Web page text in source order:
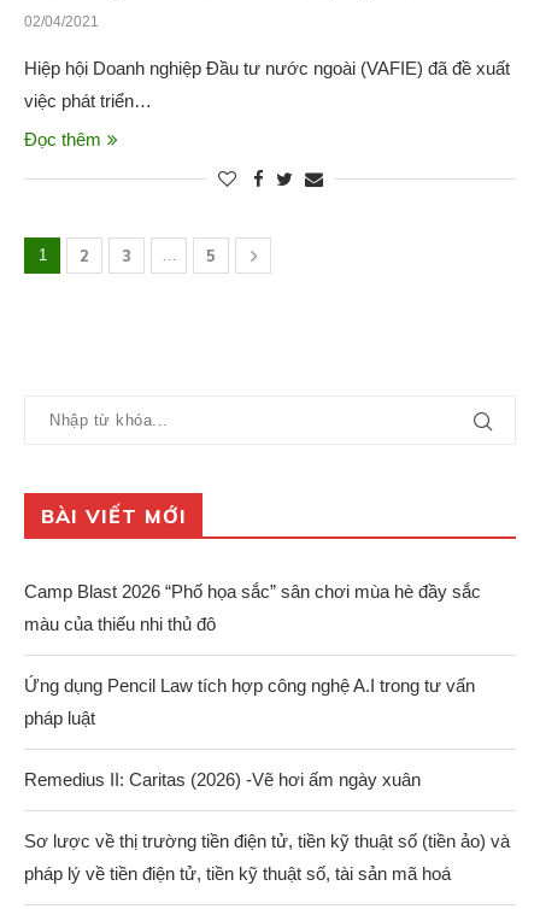
02/04/2021
Hiệp hội Doanh nghiệp Đầu tư nước ngoài (VAFIE) đã đề xuất
việc phát triển…
Đọc thêm
1 2 3 … 5
BÀI VIẾT MỚI
Camp Blast 2026 “Phố họa sắc” sân chơi mùa hè đầy sắc
màu của thiếu nhi thủ đô
Ứng dụng Pencil Law tích hợp công nghệ A.I trong tư vấn
pháp luật
Remedius II: Caritas (2026) -Vẽ hơi ấm ngày xuân
Sơ lược về thị trường tiền điện tử, tiền kỹ thuật số (tiền ảo) và
pháp lý về tiền điện tử, tiền kỹ thuật số, tài sản mã hoá